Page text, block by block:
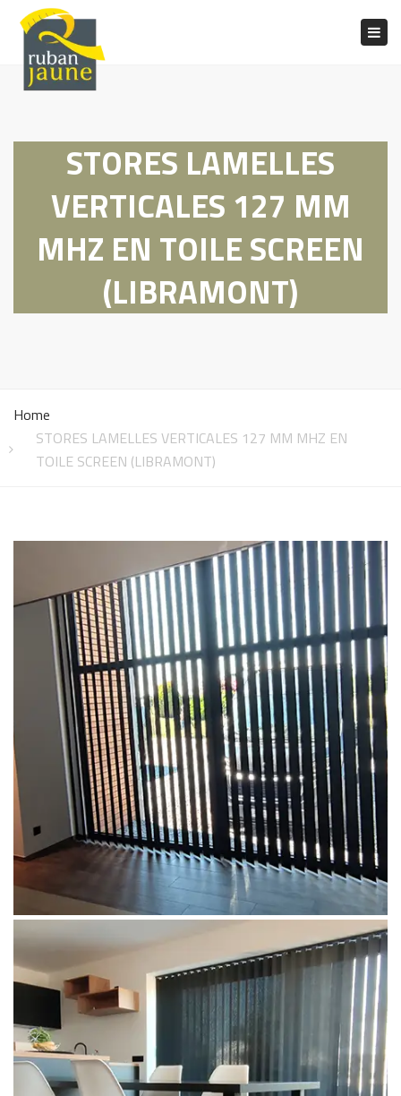
STORES LAMELLES
VERTICALES 127 MM
MHZ EN TOILE SCREEN
(LIBRAMONT)
Home
STORES LAMELLES VERTICALES 127 MM MHZ EN
TOILE SCREEN (LIBRAMONT)